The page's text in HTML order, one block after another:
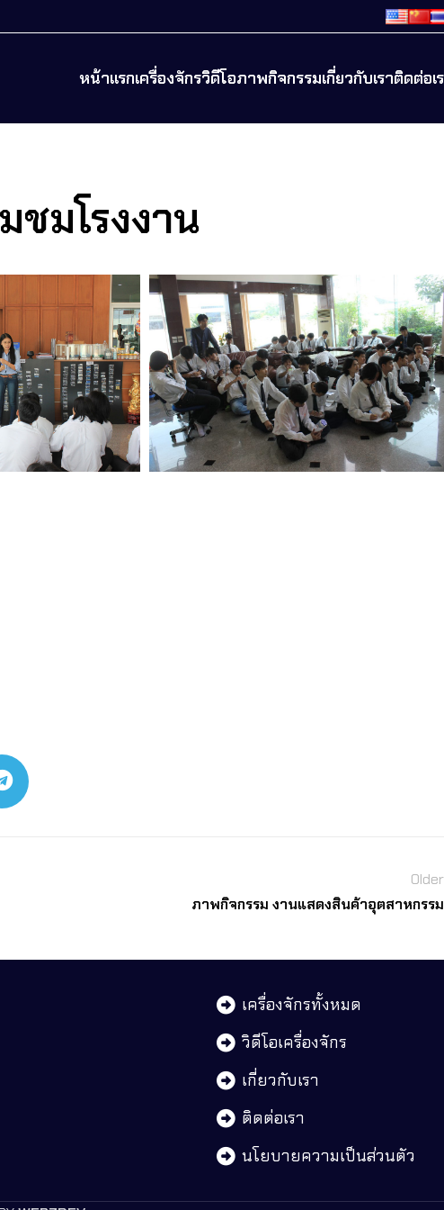
หน้าแรกเครื่องจักรวิดีโอภาพกิจกรรมเกี่ยวกับเราติดต่อเ
มโรงงาน
Older
ภาพกิจกรรม งานแสดงสินค้าอุตสาหกรรม
เครื่องจักรทั้งหมด
วิดีโอเครื่องจักร
เกี่ยวกับเรา
ติดต่อเรา
นโยบายความเป็นส่วนตัว